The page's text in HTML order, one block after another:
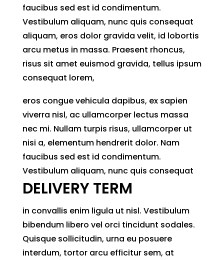
faucibus sed est id condimentum.
Vestibulum aliquam, nunc quis consequat
aliquam, eros dolor gravida velit, id lobortis
arcu metus in massa. Praesent rhoncus,
risus sit amet euismod gravida, tellus ipsum
consequat lorem,
eros congue vehicula dapibus, ex sapien
viverra nisl, ac ullamcorper lectus massa
nec mi. Nullam turpis risus, ullamcorper ut
nisi a, elementum hendrerit dolor. Nam
faucibus sed est id condimentum.
Vestibulum aliquam, nunc quis consequat
DELIVERY TERM
in convallis enim ligula ut nisl. Vestibulum
bibendum libero vel orci tincidunt sodales.
Quisque sollicitudin, urna eu posuere
interdum, tortor arcu efficitur sem, at